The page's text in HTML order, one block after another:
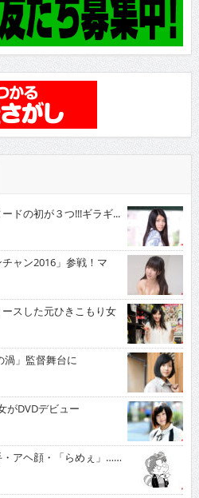
ドの初が３つ!!!ギラギ...
ャン2016」参戦！マ
スした元ひきこもり女
」監督舞台に
DVDデビュー
アヘ顔・「らめぇ」……